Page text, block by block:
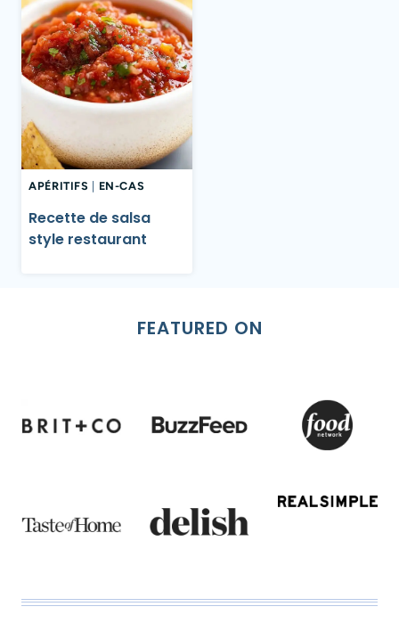
APÉRITIFS EN-CAS
Recette de salsa
style restaurant
FEATURED ON